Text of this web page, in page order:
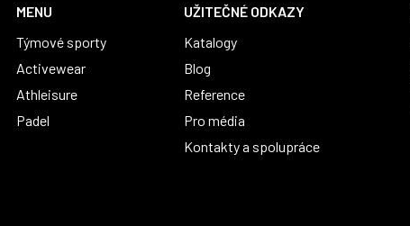
MENU
Týmové sporty
Activewear
Athleisure
Padel
UŽITEČNÉ ODKAZY
Katalogy
Blog
Reference
Pro média
Kontakty a spolupráce